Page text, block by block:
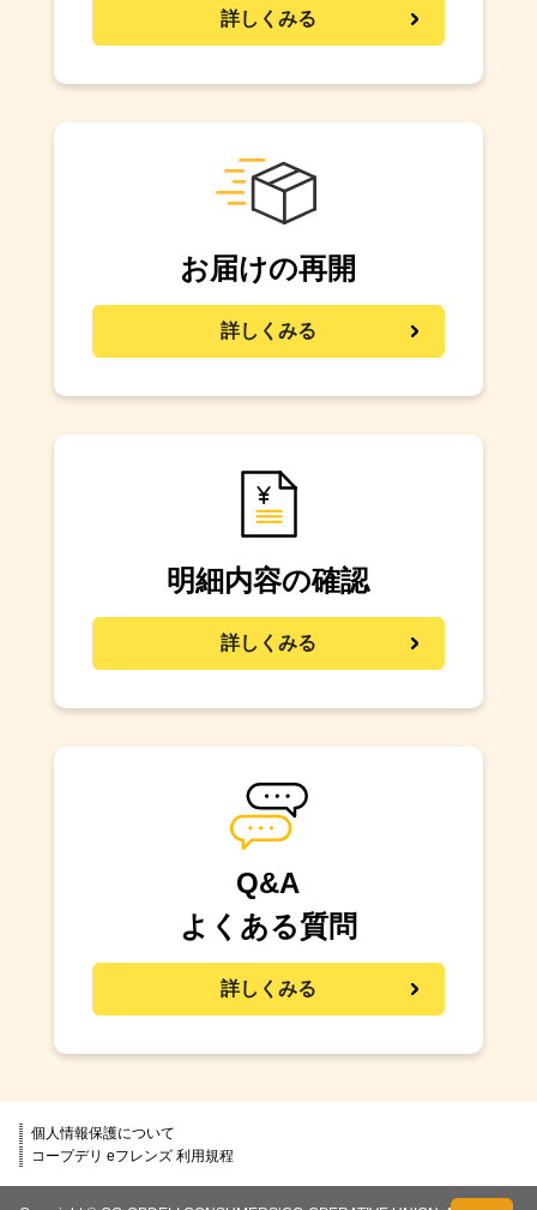
詳しくみる
お届けの再開
詳しくみる
明細内容の確認
詳しくみる
Q&A
よくある質問
詳しくみる
個人情報保護について
コープデリ eフレンズ 利用規程